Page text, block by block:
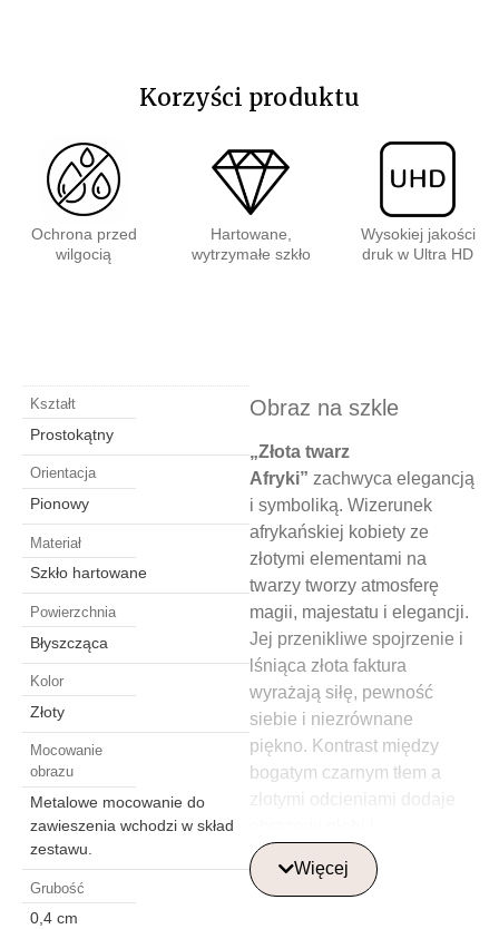
Korzyści produktu
Ochrona przed
wilgocią
Hartowane,
wytrzymałe szkło
Wysokiej jakości
druk w Ultra HD
Obraz na szkle
„Złota twarz
Afryki” zachwyca elegancją
i symboliką. Wizerunek
afrykańskiej kobiety ze
złotymi elementami na
twarzy tworzy atmosferę
magii, majestatu i elegancji.
Jej przenikliwe spojrzenie i
lśniąca złota faktura
wyrażają siłę, pewność
siebie i niezrównane
piękno. Kontrast między
bogatym czarnym tłem a
złotymi odcieniami dodaje
dramatyzmu. Delikatne
detale i gra światła tworzą
Więcej
Kształt
Prostokątny
Orientacja
Pionowy
Materiał
Szkło hartowane
Powierzchnia
Błyszcząca
Kolor
Złoty
Mocowanie
obrazu
Metalowe mocowanie do
zawieszenia wchodzi w skład
zestawu.
Grubość
0,4 cm